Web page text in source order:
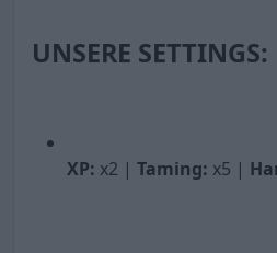
UNSERE SETTINGS:
XP: x2 | Taming: x5 |